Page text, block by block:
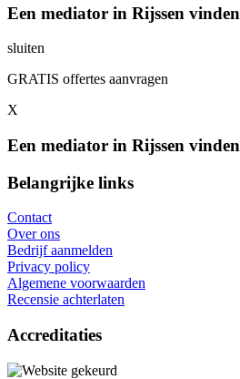
Een mediator in Rijssen vinden
sluiten
GRATIS offertes aanvragen
X
Een mediator in Rijssen vinden
Belangrijke links
Contact
Over ons
Bedrijf aanmelden
Privacy policy
Algemene voorwaarden
Recensie achterlaten
Accreditaties